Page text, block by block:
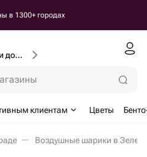
от 30 минут
Введите город, улицу и дом доставки
клиентам Цветы
Воздушные шарики в